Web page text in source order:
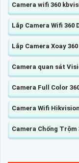
Camera wifi 360
Lắp Camera Wifi 360
Lắp Camera Xoay 360
Camera quan sát
Camera Full Color
Camera Wifi
Camera Chống Trộm